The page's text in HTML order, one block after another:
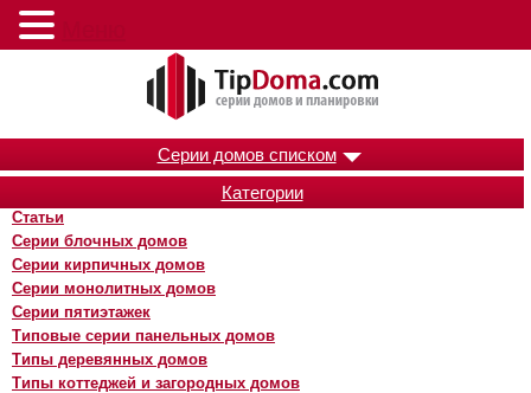
Серии домов списком
Категории
Статьи
Серии блочных домов
Серии кирпичных домов
Серии монолитных домов
Серии пятиэтажек
Типовые серии панельных домов
Типы деревянных домов
Типы коттеджей и загородных домов